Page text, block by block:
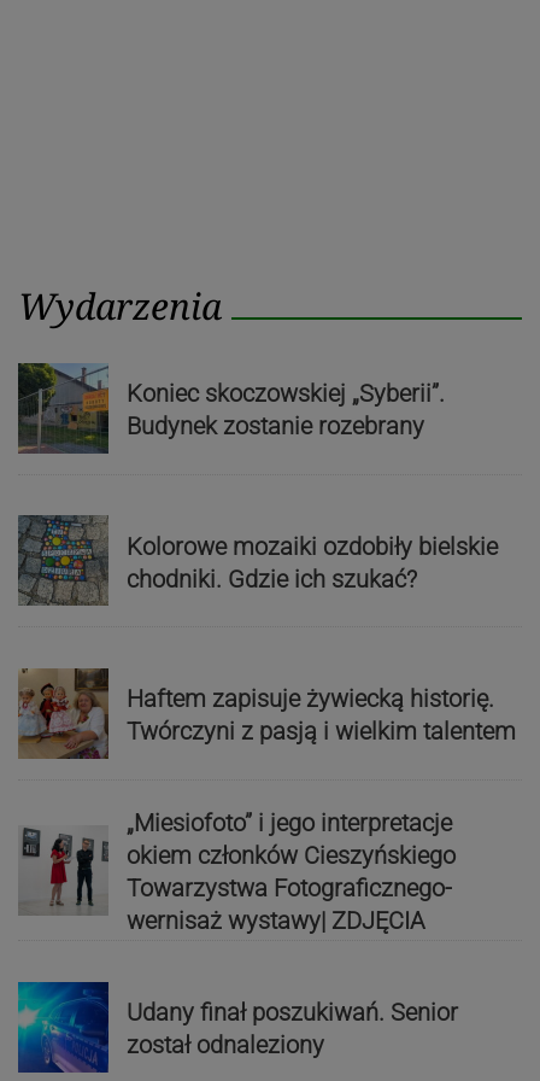
Wydarzenia
Koniec skoczowskiej „Syberii”.
Budynek zostanie rozebrany
Kolorowe mozaiki ozdobiły bielskie
chodniki. Gdzie ich szukać?
Haftem zapisuje żywiecką historię.
Twórczyni z pasją i wielkim talentem
„Miesiofoto” i jego interpretacje
okiem członków Cieszyńskiego
Towarzystwa Fotograficznego-
wernisaż wystawy| ZDJĘCIA
Udany finał poszukiwań. Senior
został odnaleziony